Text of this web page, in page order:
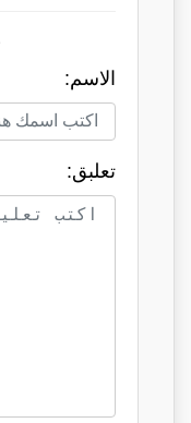
الاسم:
تعلبق: